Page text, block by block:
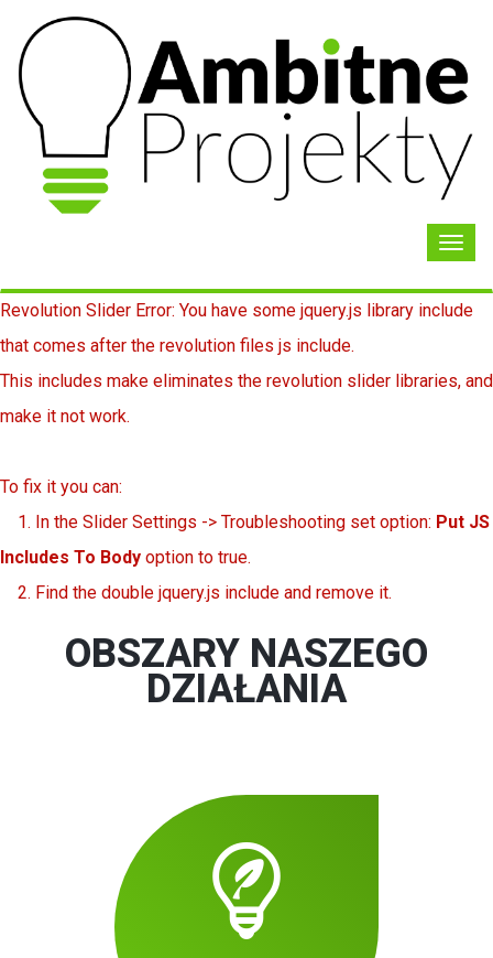
Revolution Slider Error: You have some jquery.js library include
that comes after the revolution files js include.
This includes make eliminates the revolution slider libraries, and
make it not work.
To fix it you can:
1. In the Slider Settings -> Troubleshooting set option: Put JS
Includes To Body option to true.
2. Find the double jquery.js include and remove it.
OBSZARY NASZEGO
DZIAŁANIA